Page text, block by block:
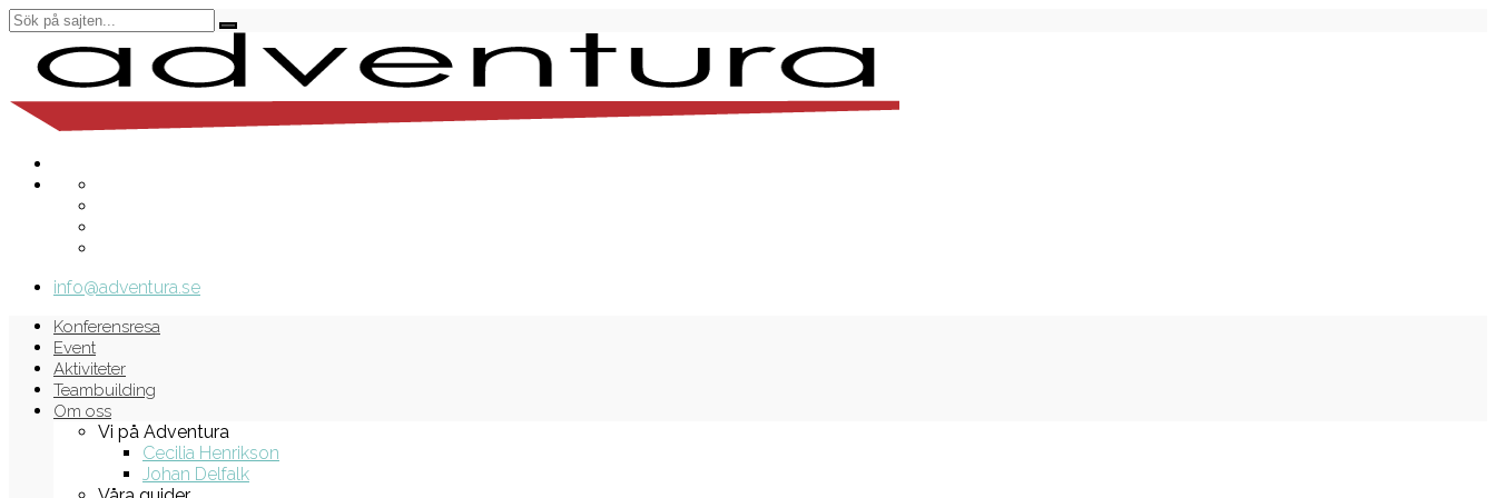
info@adventura.se
Konferensresa
Event
Aktiviteter
Teambuilding
Om oss
Vi på Adventura
Cecilia Henrikson
Johan Delfalk